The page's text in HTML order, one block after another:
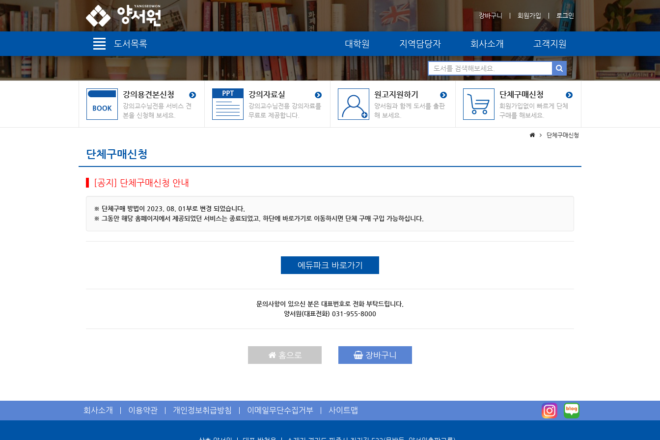
장바구니 회원가입 로그인
도서목록 대학원 지역담당자 회사소개 고객지원
강의용견본신청
강의교수님전용 서비스 견
본을 신청해 보세요.
강의자료실
강의교수님전용 강의자료를
무료로 제공합니다.
원고지원하기
양서원과 함께 도서를 출판
해 보세요.
단체구매신청
회원가입없이 빠르게 단체
구매를 해보세요.
단체구매신청
단체구매신청
[공지] 단체구매신청 안내
※ 단체구매 방법이 2023. 08. 01부로 변경 되었습니다.
※ 그동안 해당 홈페이지에서 제공되었던 서비스는 종료되었고, 하단에 바로가기로 이동하시면 단체 구매 구입 가능하십니다.
에듀파크 바로가기
문의사항이 있으신 분은 대표번호로 전화 부탁드립니다.
양서원(대표전화) 031-955-8000
홈으로 장바구니
회사소개 이용약관 개인정보취급방침 이메일무단수집거부 사이트맵